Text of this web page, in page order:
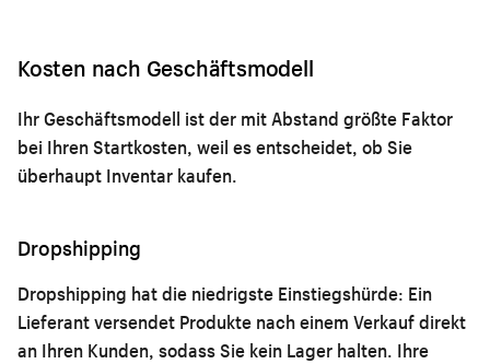
Kosten nach Geschäftsmodell
Ihr Geschäftsmodell ist der mit Abstand größte Faktor
bei Ihren Startkosten, weil es entscheidet, ob Sie
überhaupt Inventar kaufen.
Dropshipping
Dropshipping hat die niedrigste Einstiegshürde: Ein
Lieferant versendet Produkte nach einem Verkauf direkt
an Ihren Kunden, sodass Sie kein Lager halten. Ihre